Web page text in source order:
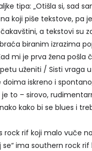
tipa: „Otišla si, sad
koji piše tekstove, pa
a tekstovi su
biranim izrazima
mi je prva žena pošla
uženiti / Sisti vraga
doima iskreno i
je to – sirovo,
kako bi se blues i
rock rif koji malo vuče
se“ ima southern rock